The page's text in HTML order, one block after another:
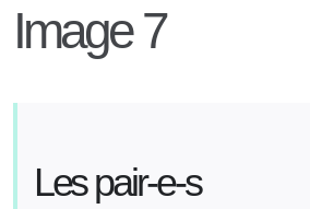
Image 7
Les pair-e-s